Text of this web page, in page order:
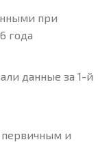
при
года
данные за 1-й
и